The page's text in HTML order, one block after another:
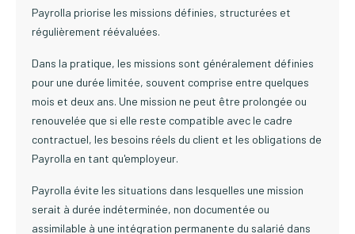
Payrolla priorise les missions définies, structurées et
régulièrement réévaluées.
Dans la pratique, les missions sont généralement définies
pour une durée limitée, souvent comprise entre quelques
mois et deux ans. Une mission ne peut être prolongée ou
renouvelée que si elle reste compatible avec le cadre
contractuel, les besoins réels du client et les obligations de
Payrolla en tant qu'employeur.
Payrolla évite les situations dans lesquelles une mission
serait à durée indéterminée, non documentée ou
assimilable à une intégration permanente du salarié dans